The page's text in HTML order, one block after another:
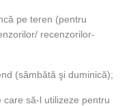
pe teren (pentru
recenzorilor-
(sâmbătă şi duminică);
să-l utilizeze pentru